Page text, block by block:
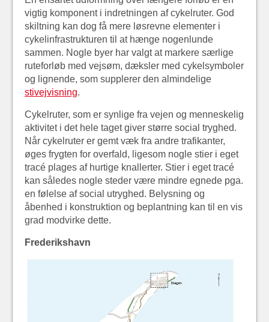
vigtig komponent i indretningen af cykelruter. God
skiltning kan dog få mere løsrevne elementer i
cykelinfrastrukturen til at hænge nogenlunde
sammen. Nogle byer har valgt at markere særlige
ruteforløb med vejsøm, dæksler med cykelsymboler
og lignende, som supplerer den almindelige
stivejvisning.
Cykelruter, som er synlige fra vejen og menneskelig
aktivitet i det hele taget giver større social tryghed.
Når cykelruter er gemt væk fra andre trafikanter,
øges frygten for overfald, ligesom nogle stier i eget
tracé plages af hurtige knallerter. Stier i eget tracé
kan således nogle steder være mindre egnede pga.
en følelse af social utryghed. Belysning og
åbenhed i konstruktion og beplantning kan til en vis
grad modvirke dette.
Frederikshavn